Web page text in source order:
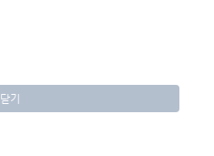
닫기